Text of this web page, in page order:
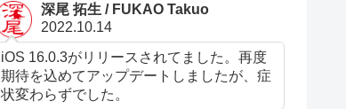
深尾 拓生 / FUKAO Takuo
2022.10.14
iOS 16.0.3がリリースされてました。再度
期待を込めてアップデートしましたが、症
状変わらずでした。